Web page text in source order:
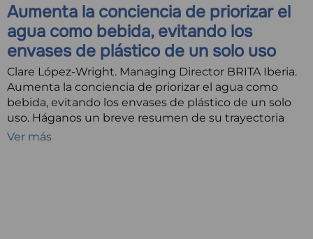
Aumenta la conciencia de priorizar el
agua como bebida, evitando los
envases de plástico de un solo uso
Clare López-Wright. Managing Director BRITA Iberia.
Aumenta la conciencia de priorizar el agua como
bebida, evitando los envases de plástico de un solo
uso. Háganos un breve resumen de su trayectoria
Ver más